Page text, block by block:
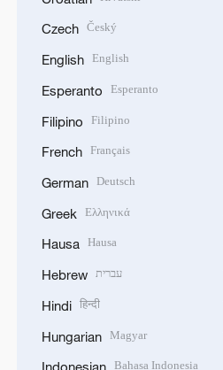
Czech Český
English English
Esperanto Esperanto
Filipino Filipino
French Français
German Deutsch
Greek Ελληνικά
Hausa Hausa
Hebrew עברית
Hindi हिन्दी
Hungarian Magyar
Indonesian Bahasa Indonesia